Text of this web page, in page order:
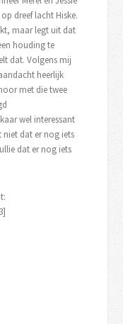
dreef lacht Hiske.
maar legt uit dat
houding te
dat. Volgens mij
heerlijk
met die twee
wel interessant
niet dat er nog iets
dat er nog iets
]